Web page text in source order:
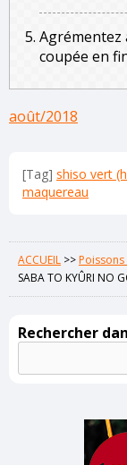
Agrémentez
coupée en
août/2018
[Tag] shiso vert
maquereau
ACCUEIL >>
SABA TO KYÛRI NO
Rechercher